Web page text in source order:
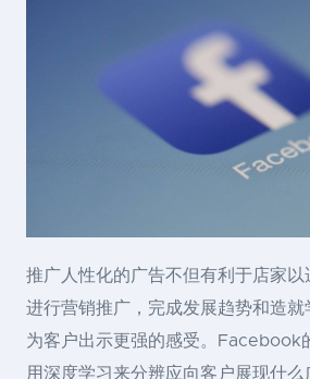
推广人性化的广告不但有利于店家
进行营销推广，完成发展趋势和造
为客户出示更强的感受。Facebook
用深度学习来分辨应向客户展现什